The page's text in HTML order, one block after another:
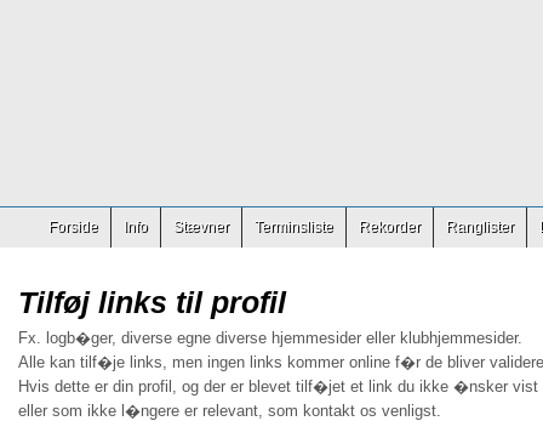
Forside Info Stævner Terminsliste Rekorder Ranglister
Tilføj links til profil
Fx. logb�ger, diverse egne diverse hjemmesider eller klubhjemmesider.
Alle kan tilf�je links, men ingen links kommer online f�r de bliver
Hvis dette er din profil, og der er blevet tilf�jet et link du ikke �nsker vist
eller som ikke l�ngere er relevant, som kontakt os venligst.